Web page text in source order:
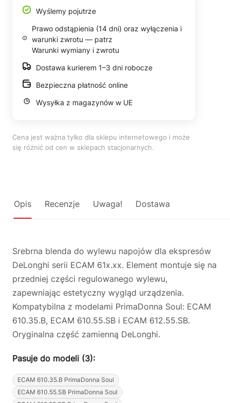
Wyślemy pojutrze
Prawo odstąpienia (14 dni) oraz wyłączenia i
warunki zwrotu — patrz
Warunki wymiany i zwrotu
Dostawa kurierem 1–3 dni robocze
Bezpieczna płatność online
Wysyłka z magazynów w UE
Cena jest ważna tylko dla sklepu internetowego i może
się różnić od cen w sklepach stacjonarnych.
Opis Recenzje Uwaga! Dostawa
Srebrna blenda do wylewu napojów dla ekspresów
DeLonghi serii ECAM 61x.xx. Element montuje się na
przedniej części regulowanego wylewu,
zapewniając estetyczny wygląd urządzenia.
Kompatybilna z modelami PrimaDonna Soul: ECAM
610.35.B, ECAM 610.55.SB i ECAM 612.55.SB.
Oryginalna część zamienną DeLonghi.
Pasuje do modeli (3):
ECAM 610.35.B PrimaDonna Soul
ECAM 610.55.SB PrimaDonna Soul